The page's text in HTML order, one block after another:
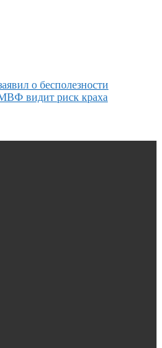
о бесполезности
видит риск краха